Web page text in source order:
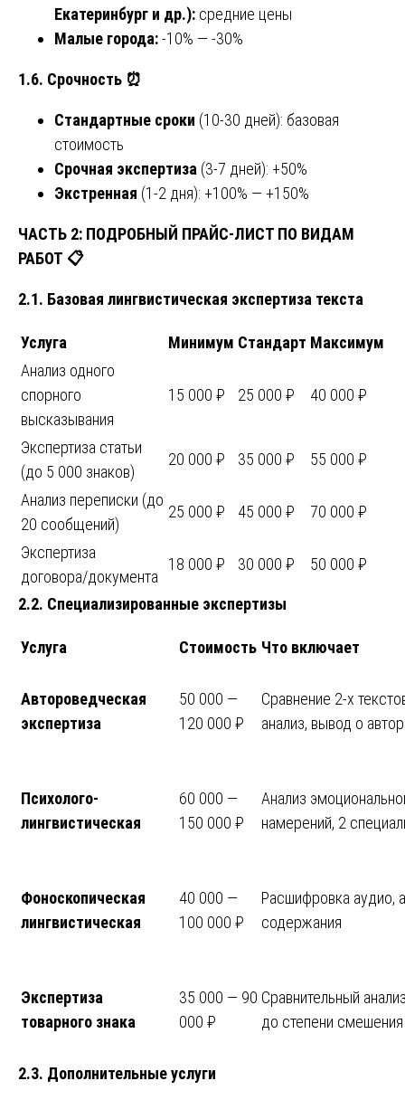
Екатеринбург и др.): средние цены
Малые города:-10% — -30%
1.6. Срочность ⏰
Стандартные сроки (10-30 дней): базовая
стоимость
Срочная экспертиза (3-7 дней): +50%
Экстренная (1-2 дня): +100% — +150%
ЧАСТЬ 2: ПОДРОБНЫЙ ПРАЙС-ЛИСТ ПО ВИДАМ
РАБОТ 📋
2.1. Базовая лингвистическая экспертиза текста
Услуга Минимум Стандарт Максимум
Анализ одного
спорного
высказывания
15 000 ₽ 25 000 ₽ 40 000 ₽
Экспертиза статьи
(до 5 000 знаков)
20 000 ₽ 35 000 ₽ 55 000 ₽
Анализ переписки (до
20 сообщений)
25 000 ₽ 45 000 ₽ 70 000 ₽
Экспертиза
договора/документа
18 000 ₽ 30 000 ₽ 50 000 ₽
2.2. Специализированные экспертизы
Услуга Стоимость Что включает
Автороведческая
экспертиза
50 000 —
120 000 ₽
Сравнение 2-х
анализ, вывод о
Психолого-
лингвистическая
60 000 —
150 000 ₽
Анализ
намерений, 2
Фоноскопическая
лингвистическая
40 000 —
100 000 ₽
Расшифровка аудио,
содержания
Экспертиза
товарного знака
35 000 — 90
000 ₽
Сравнительный
до степени смешения
2.3. Дополнительные услуги